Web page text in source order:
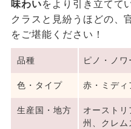
味わいをより引き立てて
クラスと見紛うほどの、
をご堪能ください！
品種 ピノ・ノ
色・タイプ 赤・ミディ
生産国・地方
オーストリ
州、クレム